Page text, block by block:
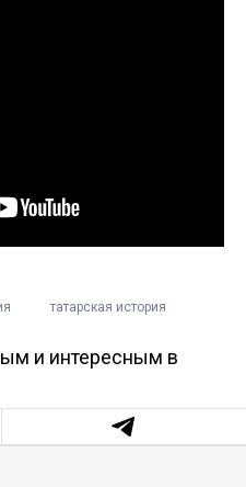
татарская история
и интересным в